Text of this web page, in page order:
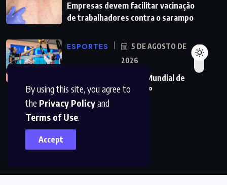
By using this site, you agree to
the Privacy Policyand
Terms of Use.
Accept
Empresas devem facilitar vacinação
de trabalhadores contra o sarampo
ESPORTES
5 DE AGOSTO DE
2026
Vôlei: São Paulo sedia Mundial de
Clubes feminino pelo 2º